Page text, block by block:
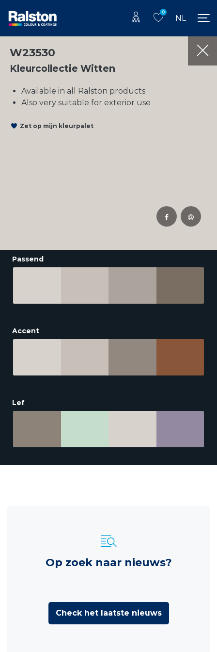
0
NL
W23530
Kleurcollectie Witten
Available in all Ralston products
Also very suitable for exterior use
Zet op mijn kleurpalet
Passend
Accent
Lef
Op zoek naar nieuws?
Check het laatste nieuws